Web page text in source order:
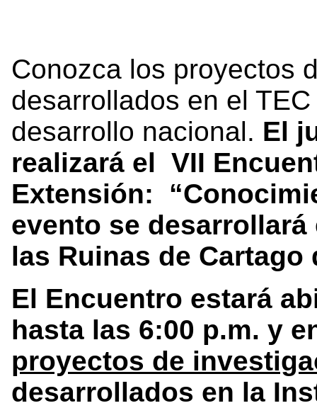
Conozca los proyectos
desarrollados en el
desarrollo nacional. El
realizará el VII
Extensión:
evento se desarrollará
las Ruinas de Cartago
El Encuentro estará
hasta las 6:00 p.m. y
proyectos de
desarrollados en la